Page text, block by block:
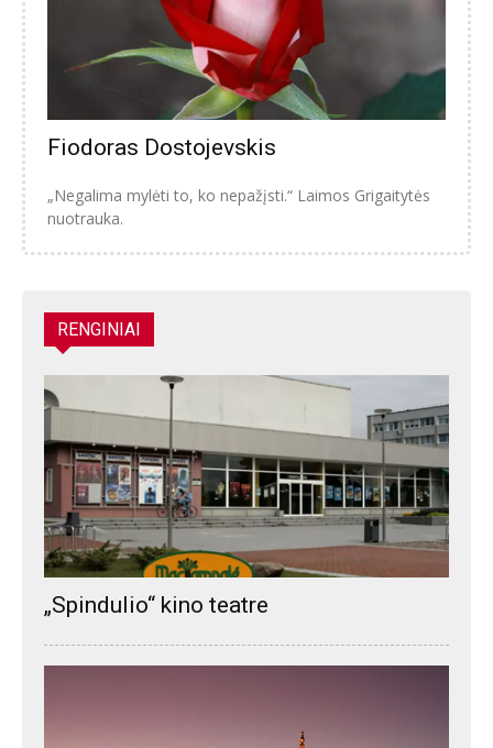
Fiodoras Dostojevskis
„Negalima mylėti to, ko nepažįsti.“ Laimos Grigaitytės
nuotrauka.
RENGINIAI
„Spindulio“ kino teatre